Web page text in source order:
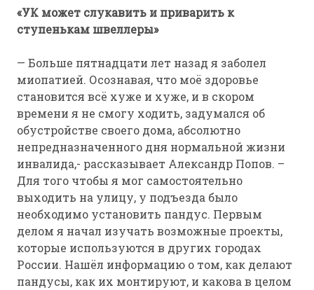
«УК может слукавить и приварить к
ступенькам швеллеры»
— Больше пятнадцати лет назад я заболел
миопатией. Осознавая, что моё здоровье
становится всё хуже и хуже, и в скором
времени я не смогу ходить, задумался об
обустройстве своего дома, абсолютно
непредназначенного дня нормальной жизни
инвалида,- рассказывает Александр Попов. –
Для того чтобы я мог самостоятельно
выходить на улицу, у подъезда было
необходимо установить пандус. Первым
делом я начал изучать возможные проекты,
которые используются в других городах
России. Нашёл информацию о том, как делают
пандусы, как их монтируют, и какова в целом